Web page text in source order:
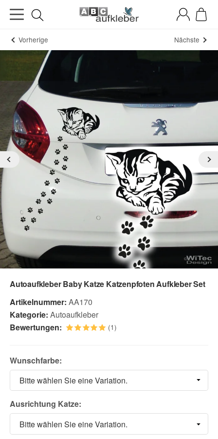
Vorherige Nächste
Autoaufkleber Baby Katze Katzenpfoten Aufkleber Set
Artikelnummer: AA170
Kategorie: Autoaufkleber
Bewertungen:
(1)
Wunschfarbe:
Bitte wählen Sie eine Variation.
Ausrichtung Katze:
Bitte wählen Sie eine Variation.